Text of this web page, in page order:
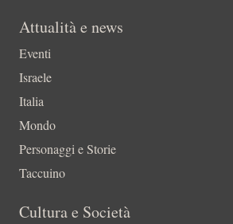
Attualità e news
Eventi
Israele
Italia
Mondo
Personaggi e Storie
Taccuino
Cultura e Società